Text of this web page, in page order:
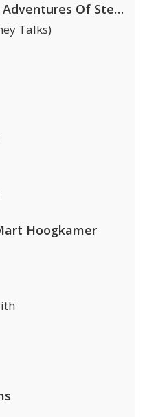
PAWSA & The Adventures Of Stevie V
Talks)
Hoogkamer